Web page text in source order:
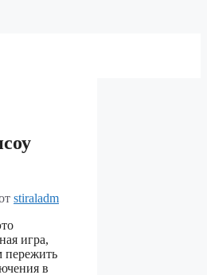
stiraladm
игра,
пережить
в